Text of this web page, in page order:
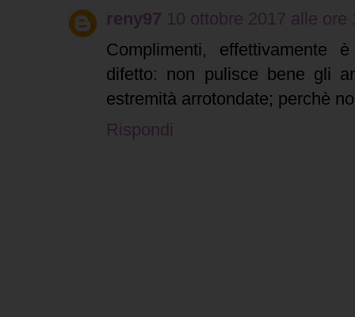
reny97 10 ottobre 2017 alle ore
Complimenti,
difetto: non pulisce bene gli
estremità arrotondate; perchè
Rispondi